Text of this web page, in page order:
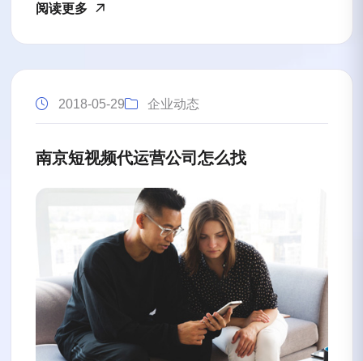
阅读更多
2018-05-29 企业动态
南京短视频代运营公司怎么找